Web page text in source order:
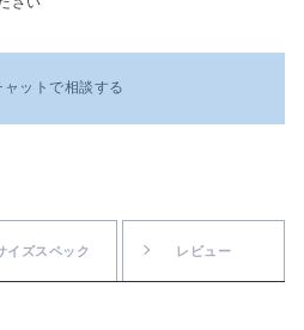
ャットで相談する
イズスペック レビュー